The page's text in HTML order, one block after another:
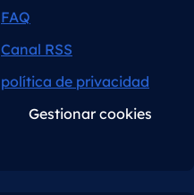
FAQ
Canal RSS
política de privacidad
Gestionar cookies